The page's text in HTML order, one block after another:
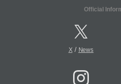
Official
X/ News